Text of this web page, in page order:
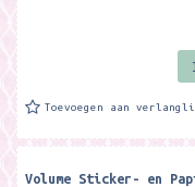
Toevoegen aan
Volume Sticker- en